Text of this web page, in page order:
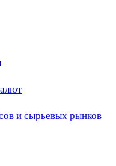
и сырьевых рынков